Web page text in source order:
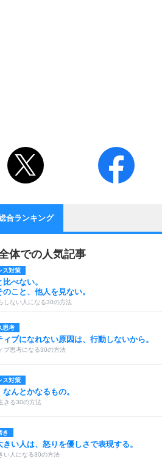
合ランキング
体での人気記事
ス対策
べない。
のこと、他人を見ない。
しない人になる30の方法
思考
ィブになれない原因は、行動しないから。
ブ思考になる30の方法
ス対策
なんとかなるもの。
きる30の方法
き
きい人は、怒りを優しさで表現する。
い人になる30の方法